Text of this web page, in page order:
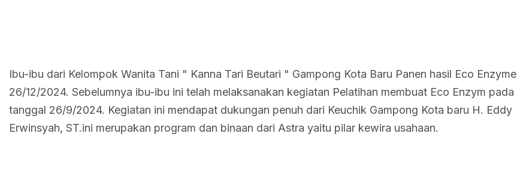
Ibu-ibu dari Kelompok Wanita Tani " Kanna Tari Beutari " Gampong Kota Baru Panen hasil Eco Enzyme
26/12/2024. Sebelumnya ibu-ibu ini telah melaksanakan kegiatan Pelatihan membuat Eco Enzym pada
tanggal 26/9/2024. Kegiatan ini mendapat dukungan penuh dari Keuchik Gampong Kota baru H. Eddy
Erwinsyah, ST.ini merupakan program dan binaan dari Astra yaitu pilar kewira usahaan.